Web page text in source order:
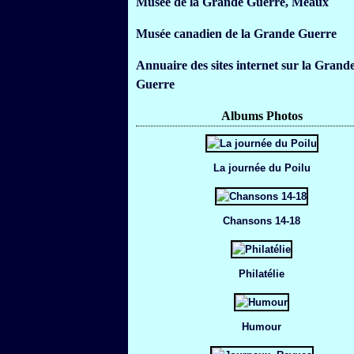
Musée canadien de la Grande Guerre
Annuaire des sites internet sur la
Guerre
Albums Photos
La journée du Poilu
Chansons 14-18
Philatélie
Humour